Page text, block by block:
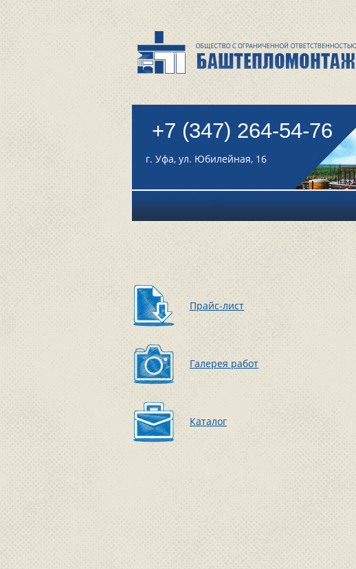
+7 (347) 264-54-76
г. Уфа, ул. Юбилейная, 16
Прайс-лист
Галерея работ
Каталог